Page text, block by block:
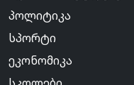
პოლიტიკა
სპორტი
ეკონომიკა